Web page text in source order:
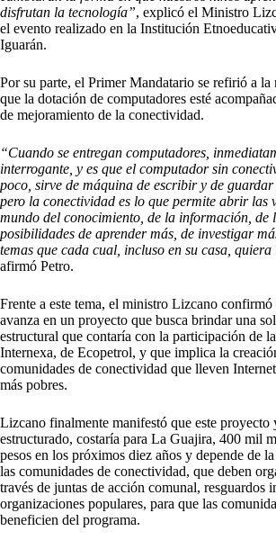
disfrutan la tecnología”, explicó el Ministro
el evento realizado en la Institución
Iguarán.
Por su parte, el Primer Mandatario se refirió a la
que la dotación de computadores esté
de mejoramiento de la conectividad.
“Cuando se entregan computadores,
interrogante, y es que el computador sin
poco, sirve de máquina de escribir y de guardar
pero la conectividad es lo que permite abrir las
mundo del conocimiento, de la información, de
posibilidades de aprender más, de investigar
temas que cada cual, incluso en su casa,
afirmó Petro.
Frente a este tema, el ministro Lizcano confirmó
avanza en un proyecto que busca brindar una
estructural que contaría con la participación de
Internexa, de Ecopetrol, y que implica la
comunidades de conectividad que lleven
más pobres.
Lizcano finalmente manifestó que este proyecto
estructurado, costaría para La Guajira, 400 mil
pesos en los próximos diez años y depende de
las comunidades de conectividad, que deben
través de juntas de acción comunal, resguardos
organizaciones populares, para que las
beneficien del programa.